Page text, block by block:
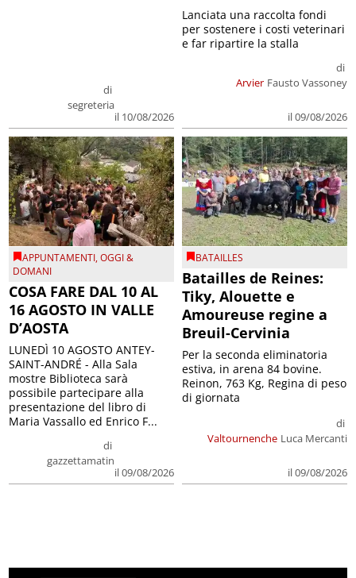
di
segreteria
il 10/08/2026
Arvier
di
Fausto Vassoney
il 09/08/2026
Lanciata una raccolta fondi
per sostenere i costi veterinari
e far ripartire la stalla
APPUNTAMENTI,OGGI &
DOMANI
COSA FARE DAL 10 AL
16 AGOSTO IN VALLE
D’AOSTA
di
gazzettamatin
il 09/08/2026
LUNEDÌ 10 AGOSTO ANTEY-
SAINT-ANDRÉ - Alla Sala
mostre Biblioteca sarà
possibile partecipare alla
presentazione del libro di
Maria Vassallo ed Enrico F...
BATAILLES
Batailles de Reines:
Tiky, Alouette e
Amoureuse regine a
Breuil-Cervinia
Valtournenche
di
Luca Mercanti
il 09/08/2026
Per la seconda eliminatoria
estiva, in arena 84 bovine.
Reinon, 763 Kg, Regina di peso
di giornata